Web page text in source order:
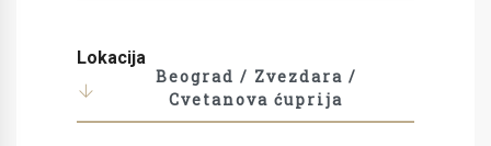
Lokacija
Beograd / Zvezdara /
Cvetanova ćuprija